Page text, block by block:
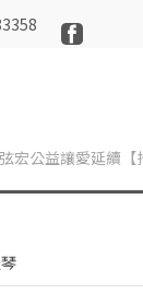
宏公益讓愛延續【